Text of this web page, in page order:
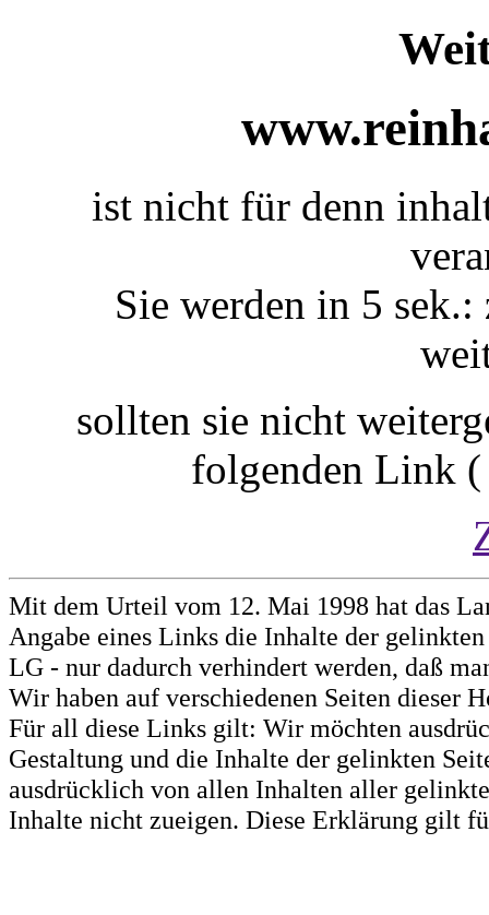
ist nicht für denn
Sie werden in 5 sek.:
sollten sie nicht
folgenden Link
Mit dem Urteil vom 12. Mai 1998 hat das
Angabe eines Links die Inhalte der
LG - nur dadurch verhindert werden, daß
Wir haben auf verschiedenen Seiten dieser
Für all diese Links gilt: Wir möchten
Gestaltung und die Inhalte der gelinkten
ausdrücklich von allen Inhalten aller
Inhalte nicht zueigen. Diese Erklärung gilt